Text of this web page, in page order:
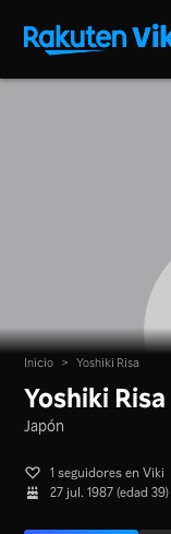
Inicio > Yoshiki Risa
Yoshiki Risa
Japón
1 seguidores en Viki
27 jul. 1987 (edad 39)